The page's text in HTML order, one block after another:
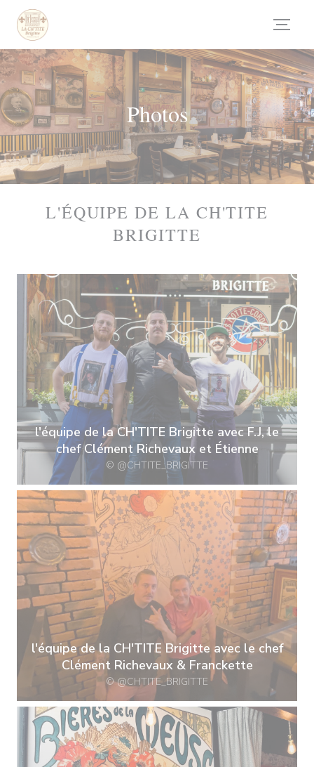
Personalizing your cookie choices
Photos
L'ÉQUIPE DE LA CH'TITE
BRIGITTE
l'équipe de la CH'TITE Brigitte avec F.J, le
chef Clément Richevaux et Étienne
© @CHTITE_BRIGITTE
l'équipe de la CH'TITE Brigitte avec le chef
Clément Richevaux & Franckette
© @CHTITE_BRIGITTE